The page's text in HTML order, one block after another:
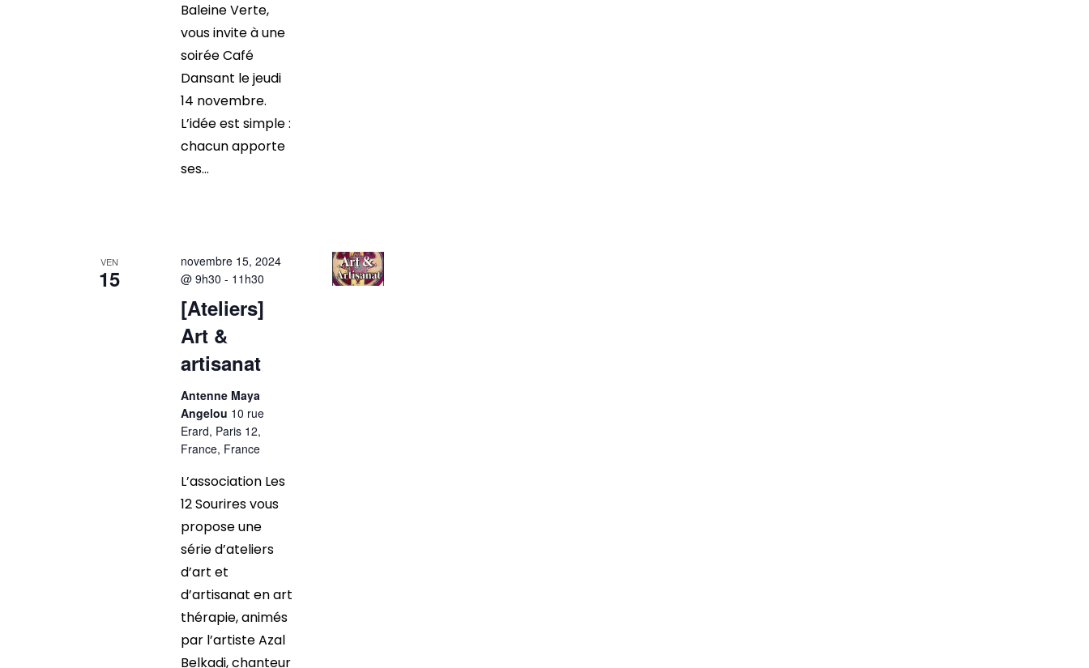
Baleine Verte,
vous invite à une
soirée Café
Dansant le jeudi
14 novembre.
L’idée est simple :
chacun apporte
ses...
VEN
15
[Ateliers]
Art &
artisanat
novembre 15, 2024
@ 9h30 - 11h30
Antenne Maya
Angelou 10 rue
Erard, Paris 12,
France, France
L’association Les
12 Sourires vous
propose une
série d’ateliers
d’art et
d’artisanat en art
thérapie, animés
par l’artiste Azal
Belkadi, chanteur